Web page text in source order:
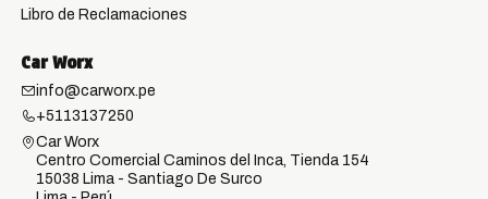
Libro de Reclamaciones
Car Worx
info@carworx.pe
+5113137250
Car Worx
Centro Comercial Caminos del Inca, Tienda 154
15038 Lima - Santiago De Surco